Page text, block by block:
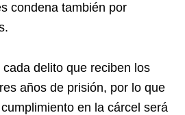
condena también por
delito que reciben los
años de prisión, por lo que
en la cárcel será